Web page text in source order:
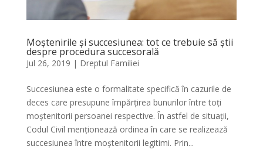
Moștenirile și succesiunea: tot ce trebuie să știi
despre procedura succesorală
Jul 26, 2019 | Dreptul Familiei
Succesiunea este o formalitate specifică în cazurile de
deces care presupune împărțirea bunurilor între toți
moștenitorii persoanei respective. În astfel de situații,
Codul Civil menționează ordinea în care se realizează
succesiunea între moștenitorii legitimi. Prin...